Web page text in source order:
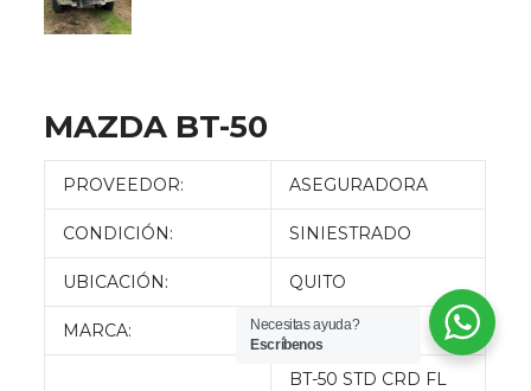
MAZDA BT-50
PROVEEDOR: ASEGURADORA
CONDICIÓN: SINIESTRADO
UBICACIÓN: QUITO
MARCA: MAZDA
BT-50 STD CRD FL
Necesitas ayuda?
Escríbenos